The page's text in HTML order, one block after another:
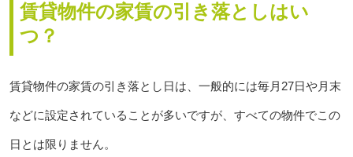
賃貸物件の家賃の引き落としはい
つ？
賃貸物件の家賃の引き落とし日は、一般的には毎月27日や月末
などに設定されていることが多いですが、すべての物件でこの
日とは限りません。